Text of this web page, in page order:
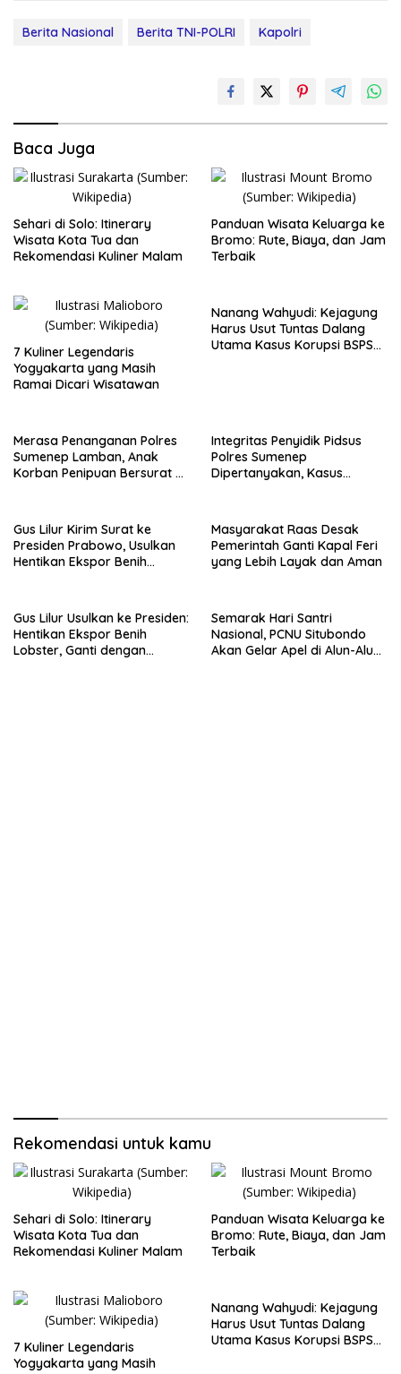
Berita Nasional Berita TNI-POLRI Kapolri
Baca Juga
Sehari di Solo: Itinerary
Wisata Kota Tua dan
Rekomendasi Kuliner Malam
Panduan Wisata Keluarga ke
Bromo: Rute, Biaya, dan Jam
Terbaik
7 Kuliner Legendaris
Yogyakarta yang Masih
Ramai Dicari Wisatawan
Nanang Wahyudi: Kejagung
Harus Usut Tuntas Dalang
Utama Kasus Korupsi BSPS
Merasa Penanganan Polres
Sumenep Lamban, Anak
Korban Penipuan Bersurat ke
Integritas Penyidik Pidsus
Polres Sumenep
Dipertanyakan, Kasus
Kepastian
Gus Lilur Kirim Surat ke
Presiden Prabowo, Usulkan
Hentikan Ekspor Benih
Masyarakat Raas Desak
Pemerintah Ganti Kapal Feri
yang Lebih Layak dan Aman
Gus Lilur Usulkan ke Presiden:
Hentikan Ekspor Benih
Lobster, Ganti dengan
Semarak Hari Santri
Nasional, PCNU Situbondo
Akan Gelar Apel di Alun-Alun
Rekomendasi untuk kamu
Sehari di Solo: Itinerary
Wisata Kota Tua dan
Rekomendasi Kuliner Malam
Panduan Wisata Keluarga ke
Bromo: Rute, Biaya, dan Jam
Terbaik
7 Kuliner Legendaris
Yogyakarta yang Masih
Nanang Wahyudi: Kejagung
Harus Usut Tuntas Dalang
Utama Kasus Korupsi BSPS